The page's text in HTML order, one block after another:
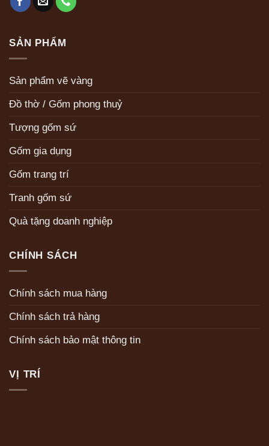
SẢN PHẨM
Sản phẩm vẽ vàng
Đồ thờ / Gốm phong thuỷ
Tượng gốm sứ
Gốm gia dụng
Gốm trang trí
Tranh gốm sứ
Quà tặng doanh nghiệp
CHÍNH SÁCH
Chính sách mua hàng
Chính sách trả hàng
Chính sách bảo mật thông tin
VỊ TRÍ